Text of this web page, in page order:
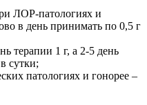
ЛОР-патологиях и
в день принимать по 0,5 г
терапии 1 г, а 2-5 день
сутки;
патологиях и гонорее –